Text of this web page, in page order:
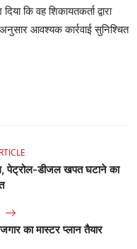
कि वह शिकायतकर्ता द्वारा
आवश्यक कार्रवाई सुनिश्चित
पेट्रोल-डीजल खपत घटाने का
का मास्टर प्लान तैयार